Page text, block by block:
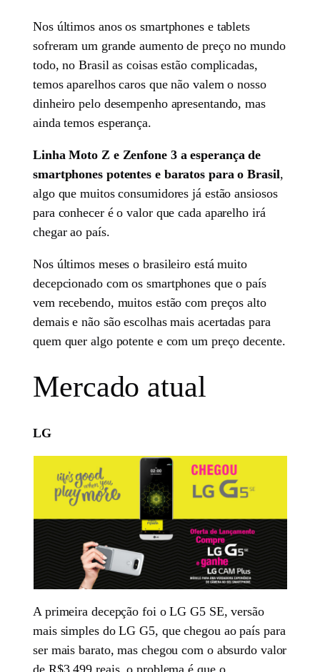
Nos últimos anos os smartphones e tablets
sofreram um grande aumento de preço no mundo
todo, no Brasil as coisas estão complicadas,
temos aparelhos caros que não valem o nosso
dinheiro pelo desempenho apresentando, mas
ainda temos esperança.
Linha Moto Z e Zenfone 3 a esperança de
smartphones potentes e baratos para o Brasil,
algo que muitos consumidores já estão ansiosos
para conhecer é o valor que cada aparelho irá
chegar ao país.
Nos últimos meses o brasileiro está muito
decepcionado com os smartphones que o país
vem recebendo, muitos estão com preços alto
demais e não são escolhas mais acertadas para
quem quer algo potente e com um preço decente.
Mercado atual
LG
A primeira decepção foi o LG G5 SE, versão
mais simples do LG G5, que chegou ao país para
ser mais barato, mas chegou com o absurdo valor